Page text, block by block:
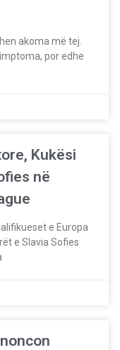
akoma më tej.
por edhe
Kukësi
në
e Europa
e Slavia Sofies